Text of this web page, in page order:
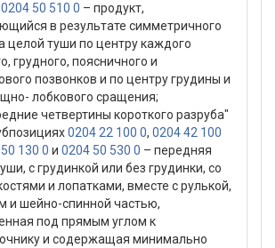
0204 50 510 0 – продукт,
в результате симметричного
целой туши по центру каждого
грудного, поясничного и
позвонков и по центру грудины и
лобкового сращения;
четвертины короткого разруба"
0204 22 100 0, 0204 42 100
130 0 и 0204 50 530 0 – передняя
с грудинкой или без грудинки, со
и лопатками, вместе с рулькой,
и шейно-спинной частью,
под прямым углом к
и содержащая минимально